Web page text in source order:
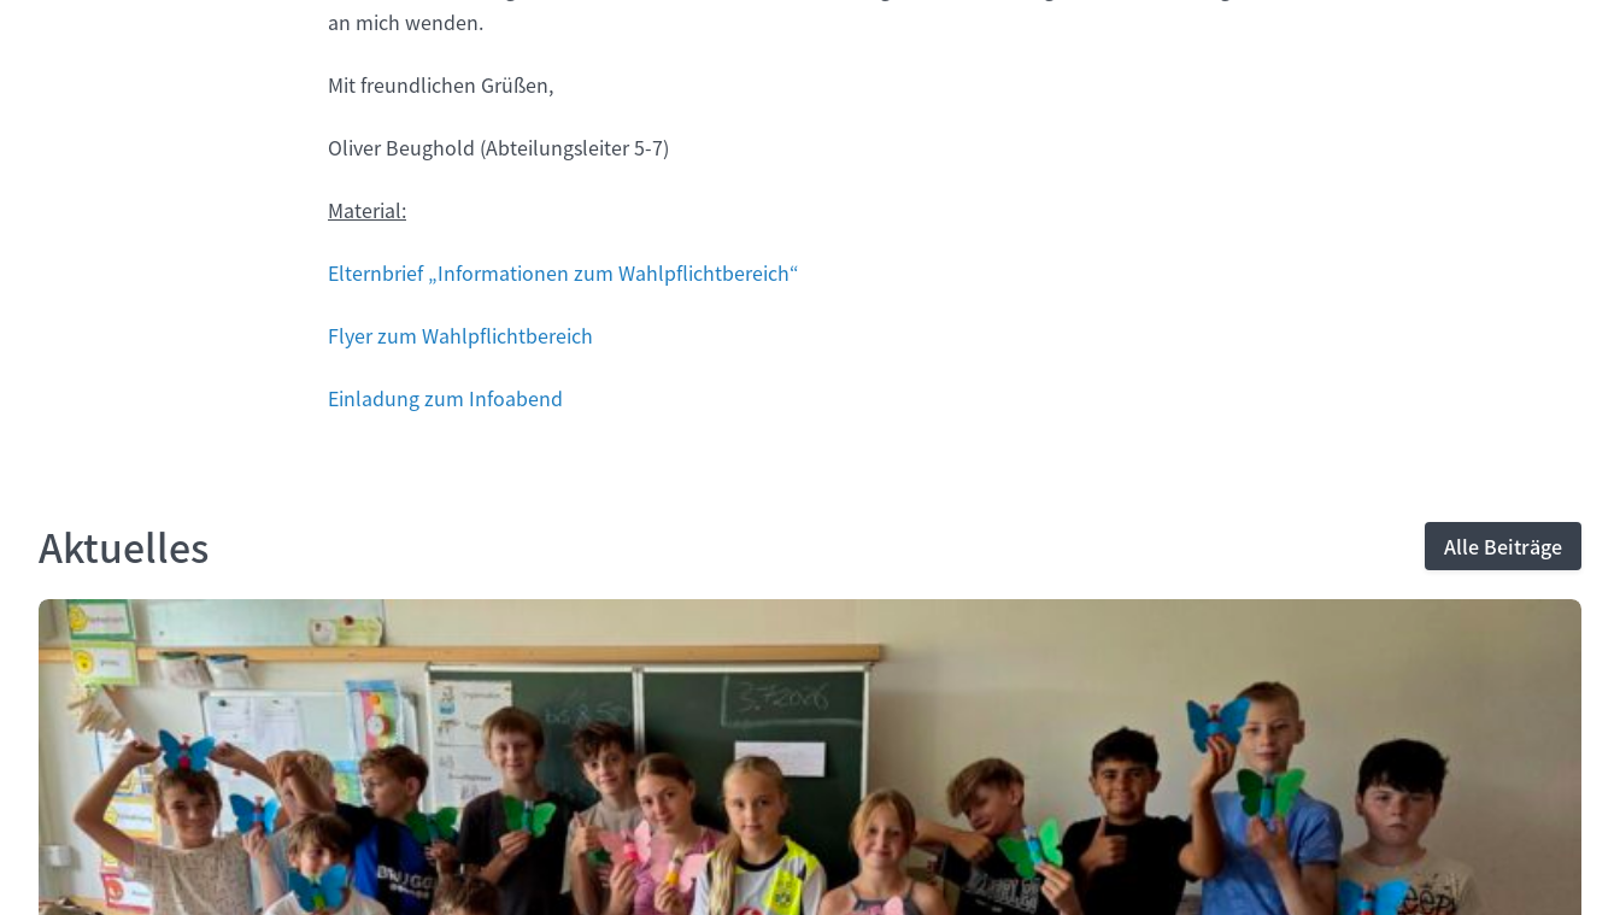
an mich wenden.
Mit freundlichen Grüßen,
Oliver Beughold (Abteilungsleiter 5-7)
Material:
Elternbrief „Informationen zum Wahlpflichtbereich“
Flyer zum Wahlpflichtbereich
Einladung zum Infoabend
Aktuelles Alle Beiträge